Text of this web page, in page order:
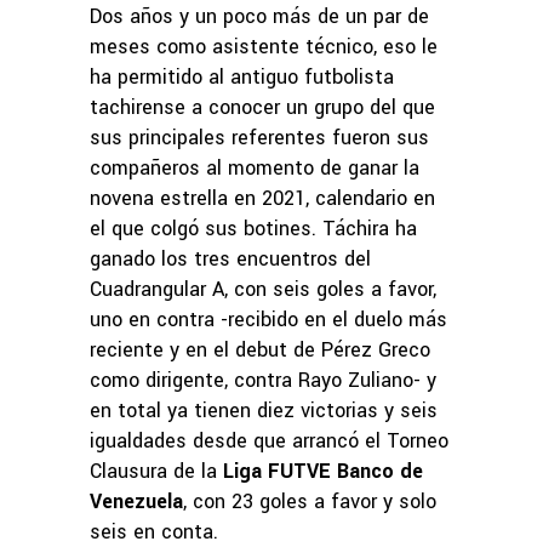
Dos años y un poco más de un par de
meses como asistente técnico, eso le
ha permitido al antiguo futbolista
tachirense a conocer un grupo del que
sus principales referentes fueron sus
compañeros al momento de ganar la
novena estrella en 2021, calendario en
el que colgó sus botines. Táchira ha
ganado los tres encuentros del
Cuadrangular A, con seis goles a favor,
uno en contra -recibido en el duelo más
reciente y en el debut de Pérez Greco
como dirigente, contra Rayo Zuliano- y
en total ya tienen diez victorias y seis
igualdades desde que arrancó el Torneo
Clausura de la Liga FUTVE Banco de
Venezuela, con 23 goles a favor y solo
seis en conta.